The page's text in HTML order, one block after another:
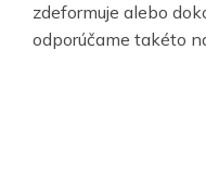
zdeformuje alebo
odporúčame takéto